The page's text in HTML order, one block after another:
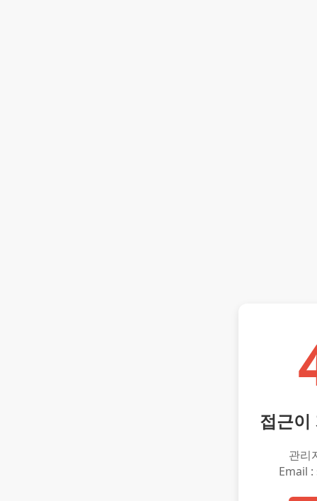
접근이
관리
Email